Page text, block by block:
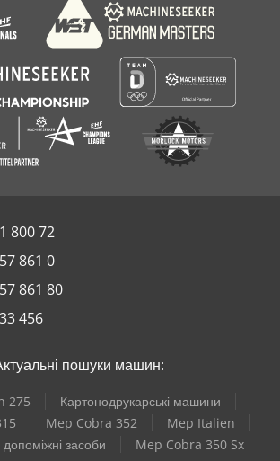
800 72
861 0
861 80
456
пошуки машин:
275
Картонодрукарські машини
Mep Cobra 352
Mep Italien
засоби
Mep Cobra 350 Sx